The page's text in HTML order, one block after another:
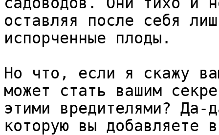
оставляя после себя
испорченные плоды.
Но что, если я скажу
может стать вашим
этими вредителями?
которую вы добавляете